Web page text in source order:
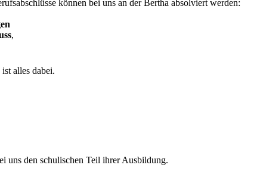
können bei uns an der Bertha absolviert werden:
,
ist alles dabei.
uns den schulischen Teil ihrer Ausbildung.